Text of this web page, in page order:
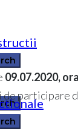
09.07.2020,
de participare